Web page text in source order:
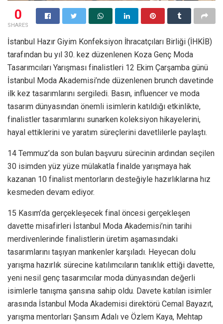
0
SHARES
İstanbul Hazır Giyim Konfeksiyon İhracatçıları Birliği (İHKİB)
tarafından bu yıl 30. kez düzenlenen Koza Genç Moda
Tasarımcıları Yarışması finalistleri 12 Ekim Çarşamba günü
İstanbul Moda Akademisi’nde düzenlenen brunch davetinde
ilk kez tasarımlarını sergiledi. Basın, influencer ve moda
tasarım dünyasından önemli isimlerin katıldığı etkinlikte,
finalistler tasarımlarını sunarken koleksiyon hikayelerini,
hayal ettiklerini ve yaratım süreçlerini davetlilerle paylaştı.
14 Temmuz’da son bulan başvuru sürecinin ardından seçilen
30 isimden yüz yüze mülakatla finalde yarışmaya hak
kazanan 10 finalist mentorların desteğiyle hazırlıklarına hız
kesmeden devam ediyor.
15 Kasım’da gerçekleşecek final öncesi gerçekleşen
davette misafirleri İstanbul Moda Akademisi’nin tarihi
merdivenlerinde finalistlerin üretim aşamasındaki
tasarımlarını taşıyan mankenler karşıladı. Heyecan dolu
yarışma hazırlık sürecine katılımcıların tanıklık ettiği davette,
yeni nesil genç tasarımcılar moda dünyasından değerli
isimlerle tanışma şansına sahip oldu. Davete katılan isimler
arasında İstanbul Moda Akademisi direktörü Cemal Bayazıt,
yarışma mentorları Şansım Adalı ve Özlem Kaya, Mehtap